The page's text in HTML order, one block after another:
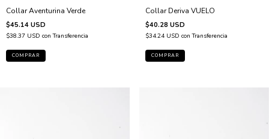
Collar Aventurina Verde
$45.14 USD
$38.37 USD con Transferencia
Collar Deriva VUELO
$40.28 USD
$34.24 USD con Transferencia